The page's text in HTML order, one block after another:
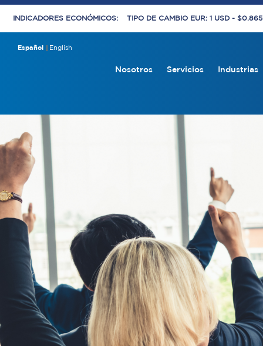
INDICADORES ECONÓMICOS: TIPO DE CAMBIO EUR: 1 USD -
Español English
Nosotros Servicios Industrias